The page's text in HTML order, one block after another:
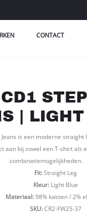
CONTACT
|
is een moderne
aan bij zowel een T-shirt als
combinatiemogelijkheden.
Fit:Straight Leg
Kleur: Light Blue
Materiaal:98% katoen / 2%
SKU:CR2-FW25-37